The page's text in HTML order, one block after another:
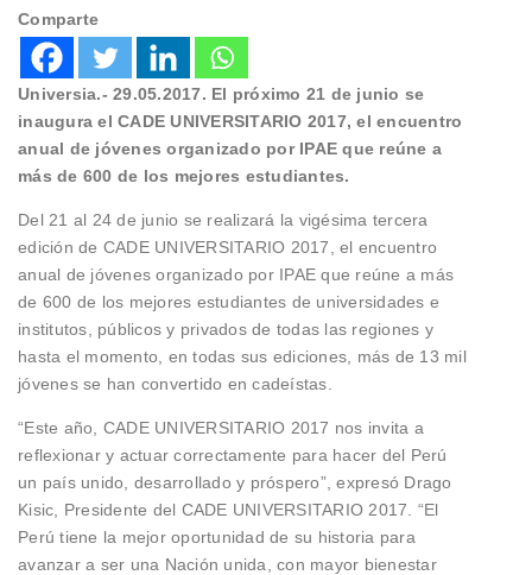
Comparte
Universia.- 29.05.2017. El próximo 21 de junio se
inaugura el CADE UNIVERSITARIO 2017, el encuentro
anual de jóvenes organizado por IPAE que reúne a
más de 600 de los mejores estudiantes.
Del 21 al 24 de junio se realizará la vigésima tercera
edición de CADE UNIVERSITARIO 2017, el encuentro
anual de jóvenes organizado por IPAE que reúne a más
de 600 de los mejores estudiantes de universidades e
institutos, públicos y privados de todas las regiones y
hasta el momento, en todas sus ediciones, más de 13 mil
jóvenes se han convertido en cadeístas.
“Este año, CADE UNIVERSITARIO 2017 nos invita a
reflexionar y actuar correctamente para hacer del Perú
un país unido, desarrollado y próspero”, expresó Drago
Kisic, Presidente del CADE UNIVERSITARIO 2017. “El
Perú tiene la mejor oportunidad de su historia para
avanzar a ser una Nación unida, con mayor bienestar